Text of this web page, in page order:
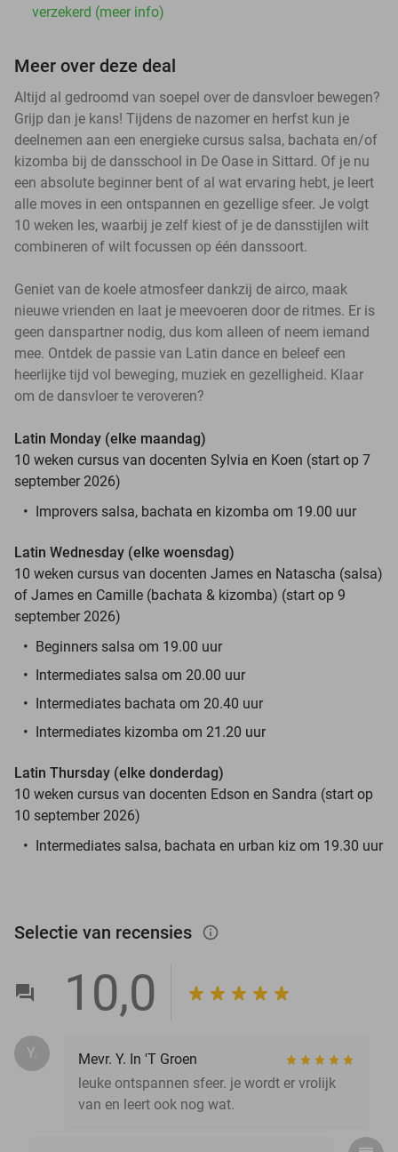
verzekerd (meer info)
Meer over deze deal
Altijd al gedroomd van soepel over de dansvloer bewegen?
Grijp dan je kans! Tijdens de nazomer en herfst kun je
deelnemen aan een energieke cursus salsa, bachata en/of
kizomba bij de dansschool in De Oase in Sittard. Of je nu
een absolute beginner bent of al wat ervaring hebt, je leert
alle moves in een ontspannen en gezellige sfeer. Je volgt
10 weken les, waarbij je zelf kiest of je de dansstijlen wilt
combineren of wilt focussen op één danssoort.
Geniet van de koele atmosfeer dankzij de airco, maak
nieuwe vrienden en laat je meevoeren door de ritmes. Er is
geen danspartner nodig, dus kom alleen of neem iemand
mee. Ontdek de passie van Latin dance en beleef een
heerlijke tijd vol beweging, muziek en gezelligheid. Klaar
om de dansvloer te veroveren?
Latin Monday (elke maandag)
10 weken cursus van docenten Sylvia en Koen (start op 7
september 2026)
Improvers salsa, bachata en kizomba om 19.00 uur
Latin Wednesday (elke woensdag)
10 weken cursus van docenten James en Natascha (salsa)
of James en Camille (bachata & kizomba) (start op 9
september 2026)
Beginners salsa om 19.00 uur
Intermediates salsa om 20.00 uur
Intermediates bachata om 20.40 uur
Intermediates kizomba om 21.20 uur
Latin Thursday (elke donderdag)
10 weken cursus van docenten Edson en Sandra (start op
10 september 2026)
Intermediates salsa, bachata en urban kiz om 19.30 uur
Selectie van recensies info_outlined
10,0
Y.
Mevr. Y. In 'T Groen
leuke ontspannen sfeer. je wordt er vrolijk
van en leert ook nog wat.